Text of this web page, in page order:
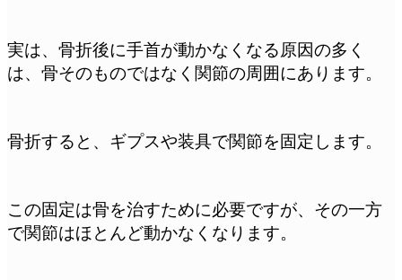
実は、骨折後に手首が動かなくなる原因の多く
は、骨そのものではなく関節の周囲にあります。
骨折すると、ギプスや装具で関節を固定します。
この固定は骨を治すために必要ですが、その一方
で関節はほとんど動かなくなります。